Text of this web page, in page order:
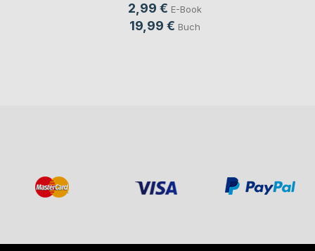
2,99 € E-Book
19,99 € Buch